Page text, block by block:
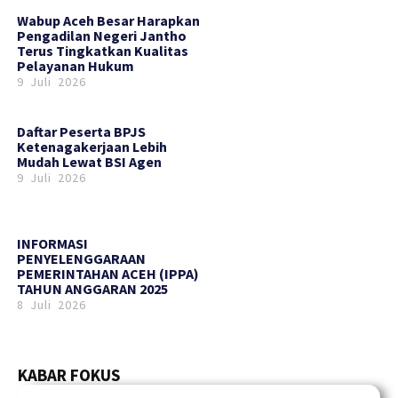
Wabup Aceh Besar Harapkan
Pengadilan Negeri Jantho
Terus Tingkatkan Kualitas
Pelayanan Hukum
9 Juli 2026
Daftar Peserta BPJS
Ketenagakerjaan Lebih
Mudah Lewat BSI Agen
9 Juli 2026
INFORMASI
PENYELENGGARAAN
PEMERINTAHAN ACEH (IPPA)
TAHUN ANGGARAN 2025
8 Juli 2026
KABAR FOKUS